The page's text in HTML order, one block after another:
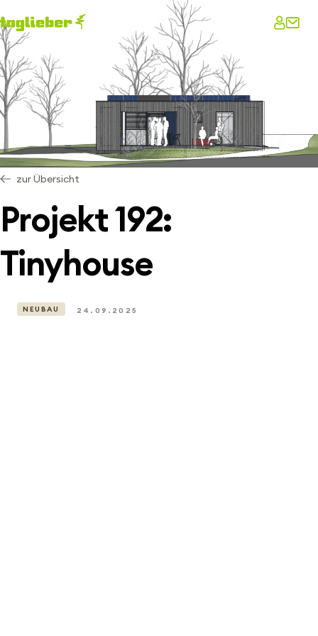
zur Übersicht
Projekt 192:
Tinyhouse
NEUBAU 24.09.2025